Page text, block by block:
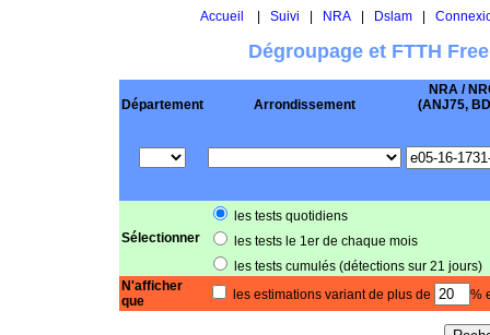
Accueil Suivi NRA| Dslam|
Dégroupage et FTTH
Département Arrondissement
NRA /
(ANJ75,
Sélectionner
les tests quotidiens
les tests le 1er de chaque mois
les tests cumulés (détections sur 21 jours)
N'afficher
que
les estimations variant de plus de %